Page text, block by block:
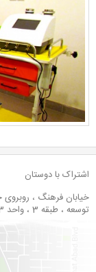
اشتراک با دوستان
خیابان فرهنگ ، روبروی
توسعه ، طبقه 3 ، واحد 23 - شماره تماس:2210897